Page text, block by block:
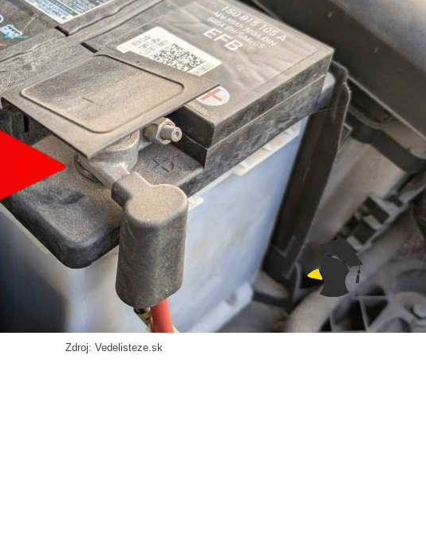
Zdroj: Vedelisteze.sk